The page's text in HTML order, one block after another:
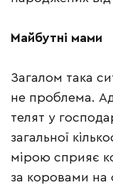
Майбутні мами
Загалом така
не проблема.
телят у
загальної
мірою сприяє
за коровами на